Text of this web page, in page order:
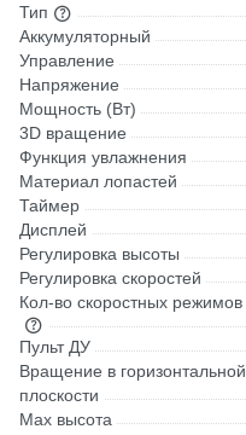
Тип
Аккумуляторный
Управление
Напряжение
Мощность (Вт)
3D вращение
Функция увлажнения
Материал лопастей
Таймер
Дисплей
Регулировка высоты
Регулировка скоростей
Кол-во скоростных режимов
Пульт ДУ
Вращение в горизонтальной
плоскости
Max высота